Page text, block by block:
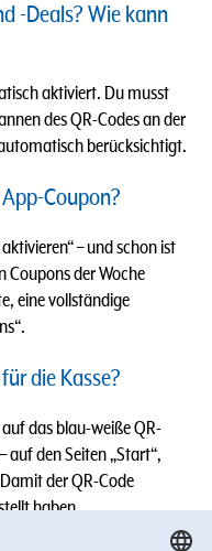
-Deals? Wie kann
aktiviert. Du musst
des QR-Codes an der
berücksichtigt.
Coupon?
– und schon ist
Coupons der Woche
eine vollständige
die Kasse?
das blau-weiße QR-
auf den Seiten „Start“,
der QR-Code
haben.